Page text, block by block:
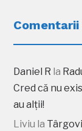
Daniel R la
Cred că nu
au alții!
Liviu la